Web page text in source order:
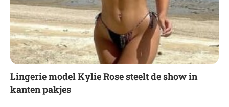
Lingerie model Kylie Rose steelt de show in
kanten pakjes